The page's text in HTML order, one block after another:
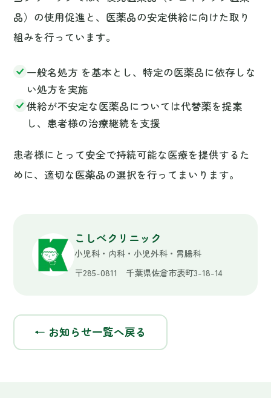
患者様にとって安全で持続可能な医療を提供するた
めに、適切な医薬品の選択を行ってまいります。
こしべクリニック
小児科・内科・小児外科・胃腸科
〒285-0811 千葉県佐倉市表町3-18-14
← お知らせ一覧へ戻る
NEWS
ほかのお知らせ
2026.08.04 予防接種
点鼻インフルエンザワクチン
（フルミスト）を今年も実施
します